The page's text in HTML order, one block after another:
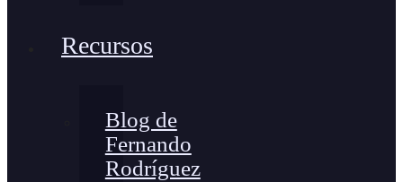
Recursos
Blog de
Fernando
Rodríguez